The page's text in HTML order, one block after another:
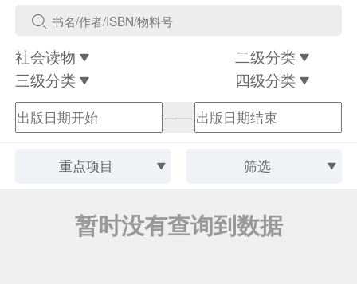
社会读物
二级分类
三级分类
四级分类
——
重点项目 筛选
暂时没有查询到数据